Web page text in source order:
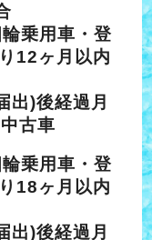
乗用車・登
12ヶ月以内
)後経過月
古車
乗用車・登
18ヶ月以内
)後経過月